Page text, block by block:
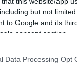
but not
to Google and its
consent section.
Data Processing Opt